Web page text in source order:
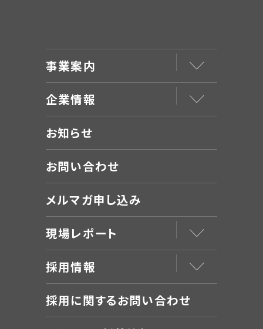
事業案内
企業情報
お知らせ
お問い合わせ
メルマガ申し込み
現場レポート
採用情報
採用に関するお問い合わせ